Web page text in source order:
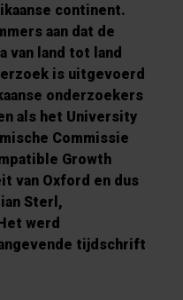
continent.
aan dat de
land tot land
is uitgevoerd
onderzoekers
als het University
Commissie
Growth
van Oxford en dus
Sterl,
werd
tijdschrift